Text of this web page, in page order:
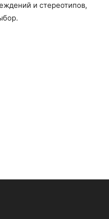
и стереотипов,